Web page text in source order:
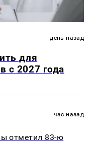
день назад
для
с 2027 года
час назад
отметил 83-ю